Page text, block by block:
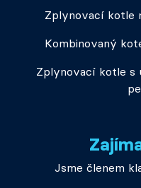
Zplynovací kotle
Kombinovaný
Zplynovací kotle s
Jsme členem